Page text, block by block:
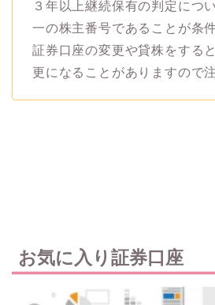
３年以上継続保有の判定につ
一の株主番号であることが条
証券口座の変更や貸株をする
更になることがありますので
お気に入り証券口座